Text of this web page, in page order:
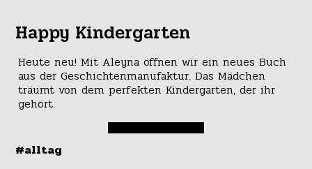
Happy Kindergarten
Heute neu! Mit Aleyna öffnen wir ein neues Buch
aus der Geschichtenmanufaktur. Das Mädchen
träumt von dem perfekten Kindergarten, der ihr
gehört.
#alltag